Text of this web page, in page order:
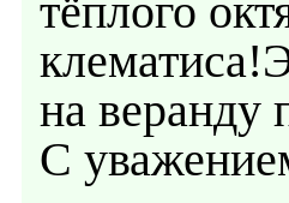
тёплого
на веранду
С